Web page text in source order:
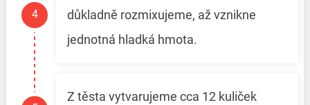
důkladně rozmixujeme, až vznikne
jednotná hladká hmota.
Z těsta vytvarujeme cca 12 kuliček